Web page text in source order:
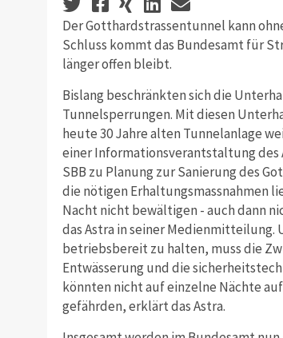
Der Gotthardstrassentunnel kann
Schluss kommt das Bundesamt für
länger offen bleibt.
Bislang beschränkten sich die
Tunnelsperrungen. Mit diesen
heute 30 Jahre alten Tunnelanlage
einer Informationsverantstaltung des
SBB zu Planung zur Sanierung des
die nötigen Erhaltungsmassnahmen
Nacht nicht bewältigen - auch dann
das Astra in seiner Medienmitteilung.
betriebsbereit zu halten, muss die
Entwässerung und die
könnten nicht auf einzelne Nächte
gefährden, erklärt das Astra.